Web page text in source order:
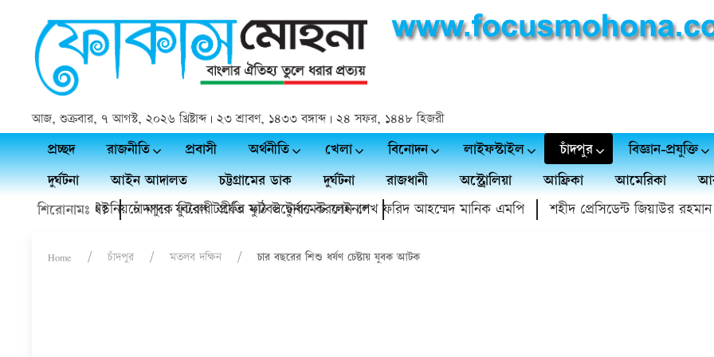
আজ, শুক্রবার, ৭ আগস্ট, ২০২৬ খ্রিষ্টাব্দ | ২৩ শ্রাবণ, ১৪৩৩ বঙ্গাব্দ | ২৪ সফর, ১৪৪৮ হিজরী
প্রচ্ছদ রাজনীতি প্রবাসী অর্থনীতি খেলা বিনোদন লাইফস্টাইল চাঁদপুর বিজ্ঞান-প্রযুক্তি
দুর্ঘটনা
আইন আদালত চট্টগ্রামের ডাক দুর্ঘটনা রাজধানী অস্ট্রোলিয়া আফ্রিকা আমেরিকা
শিরোনামঃ
গেলেন? চাঁদপুরে ফুটবল টার্ফের মাঠ উদ্বোধন করলেন শেখ ফরিদ আহম্মেদ মানিক এমপি শহীদ প্রেসিডেন্ট জিয়াউর রহমান স্মৃতি
কাদলা ইউনিয়নে মাদক বিরোধী প্রীতি ফুটবল টুর্নামেন্ট ফাইনাল
Home চাঁদপুর মতলব দক্ষিন চার বছরের শিশু ধর্ষণ চেষ্টায় যুবক আটক